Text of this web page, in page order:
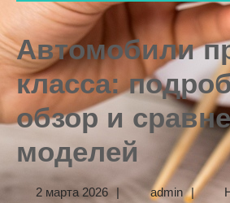
Автомобили
класса:
обзор и
моделей
2 марта 20262 | adminadmin
|